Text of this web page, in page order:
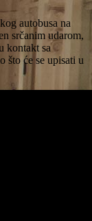
autobusa na
srčanim udarom,
kontakt sa
što će se upisati u